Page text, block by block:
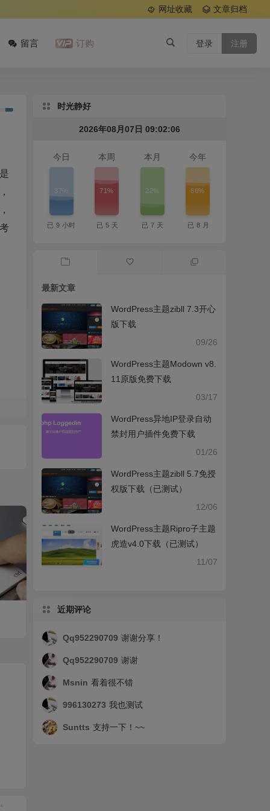
网址收藏 文章归档
留言 订购 登录 注册
时光静好
2026年08月07日 09:02:07
今日
37%
已 9 小时
本周
71%
已 5 天
本月
22%
已 7 天
今年
66%
已 8 月
最新文章
WordPress主题zibll 7.3开心
版下载
09/26
WordPress主题Modown v8.
11原版免费下载
03/17
WordPress异地IP登录自动
禁封用户插件免费下载
01/26
WordPress主题zibll 5.7免授
权版下载（已测试）
12/06
WordPress主题Ripro子主题
虎造v4.0下载（已测试）
11/07
近期评论
Qq952290709 谢谢分享！
Qq952290709 谢谢
Msnin 看着很不错
996130273 我也测试
Suntts 支持一下！~~